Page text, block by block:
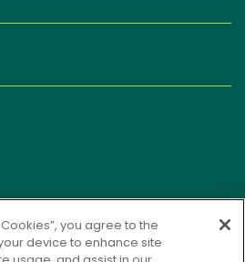
Esgoto
you agree to the
device to enhance site